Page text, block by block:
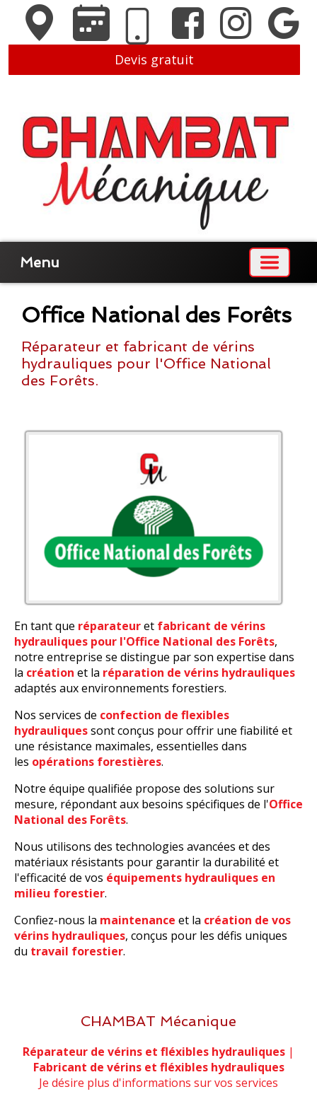
Devis gratuit
Menu
Office National des Forêts
Réparateur et fabricant de vérins
hydrauliques pour l'Office National
des Forêts.
En tant que réparateuret fabricant de vérins
hydrauliques pour l'Office National des Forêts,
notre entreprise se distingue par son expertise dans
la création et la réparation de vérins hydrauliques
adaptés aux environnements forestiers.
Nos services de confection de flexibles
hydrauliquessont conçus pour offrir une fiabilité et
une résistance maximales, essentielles dans
les opérations forestières.
Notre équipe qualifiée propose des solutions sur
mesure, répondant aux besoins spécifiques de l'Office
National des Forêts.
Nous utilisons des technologies avancées et des
matériaux résistants pour garantir la durabilité et
l'efficacité de vos équipements hydrauliques en
milieu forestier.
Confiez-nous la maintenance et la création de vos
vérins hydrauliques, conçus pour les défis uniques
du travail forestier.
CHAMBAT Mécanique
Réparateur de vérins et fléxibles hydrauliques |
Fabricant de vérins et fléxibles hydrauliques
Je désire plus d'informations sur vos services